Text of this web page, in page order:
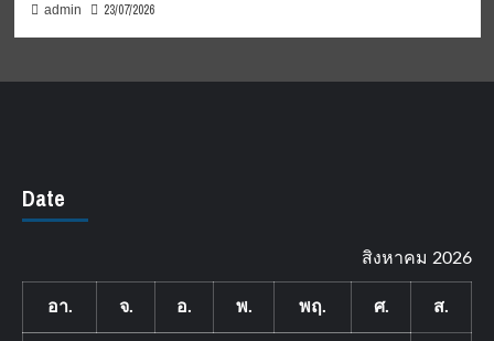
admin 23/07/2026
Date
สิงหาคม 2026
อา. จ. อ. พ. พฤ. ศ. ส.